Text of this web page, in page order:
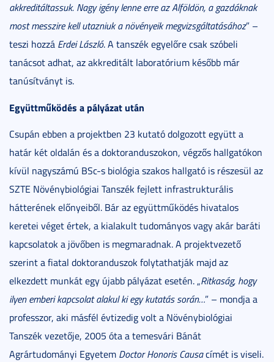
akkreditáltassuk. Nagy igény lenne erre az Alföldön, a gazdáknak
most messzire kell utazniuk a növényeik megvizsgáltatásához” –
teszi hozzá Erdei László. A tanszék egyelőre csak szóbeli
tanácsot adhat, az akkreditált laboratórium később már
tanúsítványt is.
Együttműködés a pályázat után
Csupán ebben a projektben 23 kutató dolgozott együtt a
határ két oldalán és a doktoranduszokon, végzős hallgatókon
kívül nagyszámú BSc-s biológia szakos hallgató is részesül az
SZTE Növénybiológiai Tanszék fejlett infrastrukturális
hátterének előnyeiből. Bár az együttműködés hivatalos
keretei véget értek, a kialakult tudományos vagy akár baráti
kapcsolatok a jövőben is megmaradnak. A projektvezető
szerint a fiatal doktoranduszok folytathatják majd az
elkezdett munkát egy újabb pályázat esetén. „Ritkaság, hogy
ilyen emberi kapcsolat alakul ki egy kutatás során…” – mondja a
professzor, aki másfél évtizedig volt a Növénybiológiai
Tanszék vezetője, 2005 óta a temesvári Bánát
Agrártudományi Egyetem Doctor Honoris Causacímét is viseli.